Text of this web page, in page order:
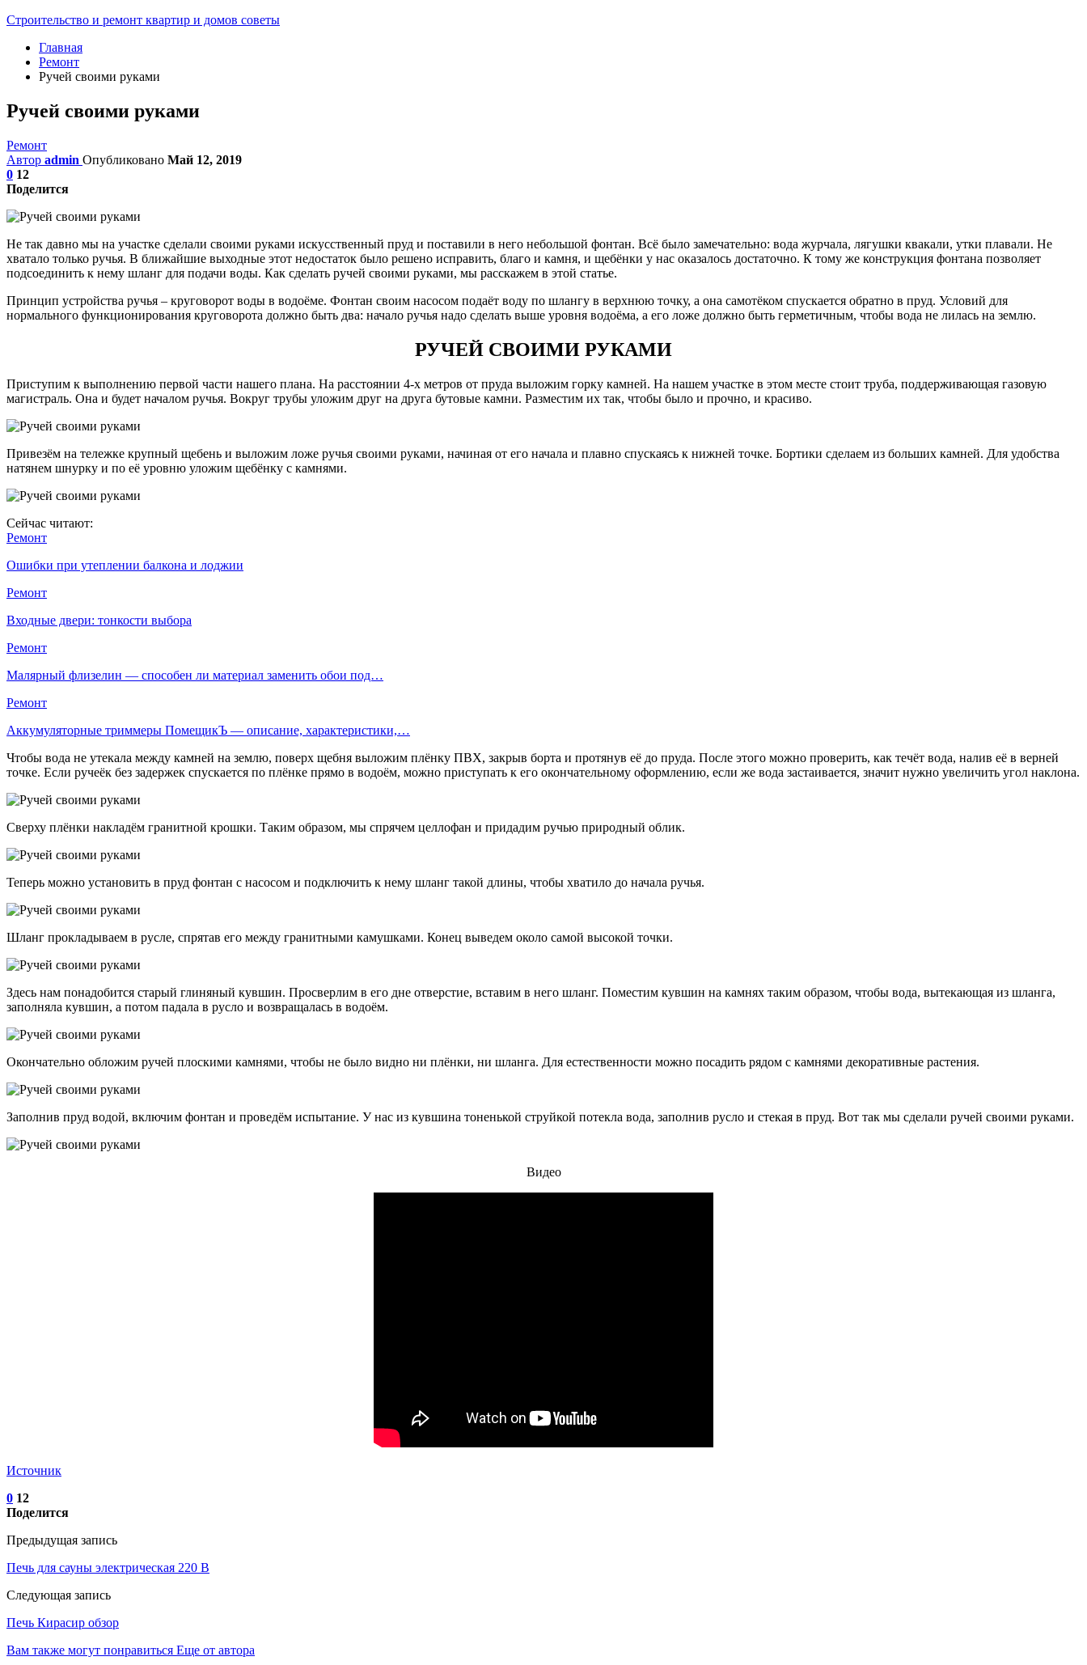
Строительство и ремонт квартир и домов советы
Главная
Ремонт
Ручей своими руками
Ручей своими руками
Ремонт
Автор admin Опубликовано Май 12, 2019
0 12
Поделится
Не так давно мы на участке сделали своими руками искусственный пруд и поставили в него небольшой фонтан. Всё было замечательно: вода журчала, лягушки квакали, утки плавали. Не
хватало только ручья. В ближайшие выходные этот недостаток было решено исправить, благо и камня, и щебёнки у нас оказалось достаточно. К тому же конструкция фонтана позволяет
подсоединить к нему шланг для подачи воды. Как сделать ручей своими руками, мы расскажем в этой статье.
Принцип устройства ручья – круговорот воды в водоёме. Фонтан своим насосом подаёт воду по шлангу в верхнюю точку, а она самотёком спускается обратно в пруд. Условий для
нормального функционирования круговорота должно быть два: начало ручья надо сделать выше уровня водоёма, а его ложе должно быть герметичным, чтобы вода не лилась на землю.
РУЧЕЙ СВОИМИ РУКАМИ
Приступим к выполнению первой части нашего плана. На расстоянии 4-х метров от пруда выложим горку камней. На нашем участке в этом месте стоит труба, поддерживающая газовую
магистраль. Она и будет началом ручья. Вокруг трубы уложим друг на друга бутовые камни. Разместим их так, чтобы было и прочно, и красиво.
Привезём на тележке крупный щебень и выложим ложе ручья своими руками, начиная от его начала и плавно спускаясь к нижней точке. Бортики сделаем из больших камней. Для удобства
натянем шнурку и по её уровню уложим щебёнку с камнями.
Сейчас читают:
Ремонт
Ошибки при утеплении балкона и лоджии
Ремонт
Входные двери: тонкости выбора
Ремонт
Малярный флизелин — способен ли материал заменить обои под…
Ремонт
Аккумуляторные триммеры ПомещикЪ — описание, характеристики,…
Чтобы вода не утекала между камней на землю, поверх щебня выложим плёнку ПВХ, закрыв борта и протянув её до пруда. После этого можно проверить, как течёт вода, налив её в верней
точке. Если ручеёк без задержек спускается по плёнке прямо в водоём, можно приступать к его окончательному оформлению, если же вода застаивается, значит нужно увеличить угол наклона.
Сверху плёнки накладём гранитной крошки. Таким образом, мы спрячем целлофан и придадим ручью природный облик.
Теперь можно установить в пруд фонтан с насосом и подключить к нему шланг такой длины, чтобы хватило до начала ручья.
Шланг прокладываем в русле, спрятав его между гранитными камушками. Конец выведем около самой высокой точки.
Здесь нам понадобится старый глиняный кувшин. Просверлим в его дне отверстие, вставим в него шланг. Поместим кувшин на камнях таким образом, чтобы вода, вытекающая из шланга,
заполняла кувшин, а потом падала в русло и возвращалась в водоём.
Окончательно обложим ручей плоскими камнями, чтобы не было видно ни плёнки, ни шланга. Для естественности можно посадить рядом с камнями декоративные растения.
Заполнив пруд водой, включим фонтан и проведём испытание. У нас из кувшина тоненькой струйкой потекла вода, заполнив русло и стекая в пруд. Вот так мы сделали ручей своими руками.
Видео
Источник
0 12
Поделится
Предыдущая запись
Печь для сауны электрическая 220 В
Следующая запись
Печь Кирасир обзор
Вам также могут понравиться Еще от автора